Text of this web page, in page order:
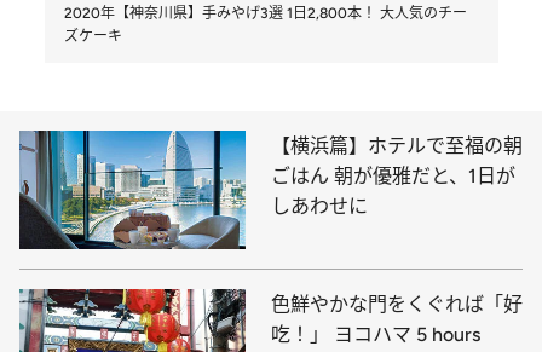
2020年【神奈川県】手みやげ3選 1日2,800本！ 大人気のチー
ズケーキ
【横浜篇】ホテルで至福の朝
ごはん 朝が優雅だと、1日が
しあわせに
色鮮やかな門をくぐれば「好
吃！」 ヨコハマ 5 hours